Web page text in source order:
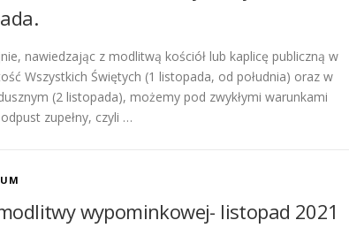
nawiedzając z modlitwą kościół lub kaplicę publiczną w
Wszystkich Świętych (1 listopada, od południa) oraz w
(2 listopada), możemy pod zwykłymi warunkami
zupełny, czyli …
wypominkowej- listopad 2021